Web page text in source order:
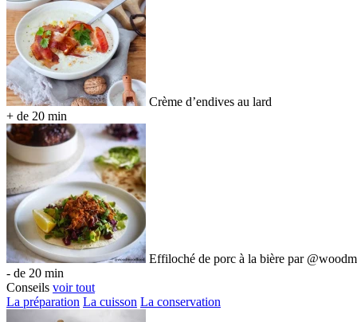
Crème d’endives au lard
+ de 20 min
Effiloché de porc à la bière par
- de 20 min
Conseils voir tout
La préparation La cuisson La conservation